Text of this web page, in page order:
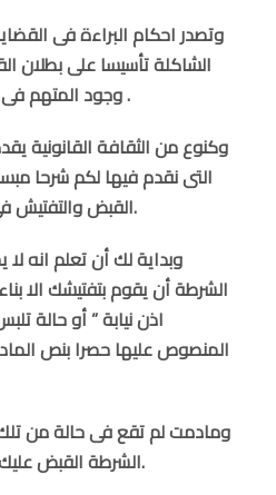
وتصدر احكام البراءة فى
الشاكلة تأسيسا على بطلان
وجود المتهم فى أى حالة من حالات التلبس .
وكنوع من الثقافة القانونية
التى نقدم فيها لكم شرحا
القبض والتفتيش فى قضايا المخدرات وغيرها.
وبداية لك أن تعلم انه
الشرطة أن يقوم بتفتيشك الا
اذن نيابة ” أو حالة
ومادمت لم تقع فى حالة من تلك
الشرطة القبض عليك أو تفتيشك مهما بدر منك.